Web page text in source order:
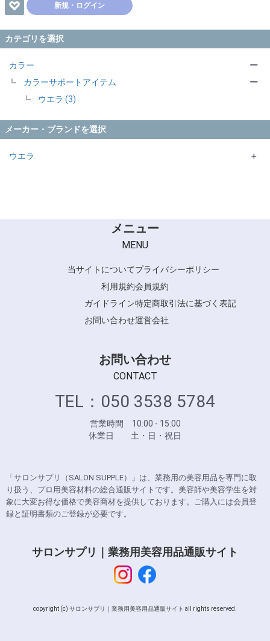
カテゴリを選択
カラー
カラーサポートアイテム
ウエラ (3)
ー
ー
メーカー・ブランドを選択
ウエラ
＋
新規・ログイン
メニュー
MENU
当サイトについてプライバシーポリシー
利用規約会員規約
ガイドライン特定商取引法に基づく表記
お問い合わせ運営会社
お問い合わせ
CONTACT
TEL：050 3538 5784
営業時間 10:00 - 15:00
休業日 土・日・祝日
「サロンサプリ（SALON SUPPLE）」は、業務用の美容用品を専門に取
り扱う、プロ用美容材料の総合通販サイトです。美容師や美容学生を対
象に大変お得な価格で美容商材を提供しております。ご購入には会員登
録と証明書類のご登録が必要です。
サロンサプリ｜業務用美容用品通販サイト
copyright (c) サロンサプリ｜業務用美容用品通販サイト all rights reserved.